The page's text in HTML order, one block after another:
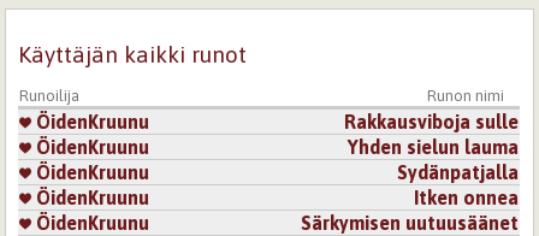
Käyttäjän kaikki runot
Runoilija Runon nimi
ÖidenKruunu
Rakkausviboja sulle
ÖidenKruunu
Yhden sielun lauma
ÖidenKruunu
Sydänpatjalla
ÖidenKruunu
Itken onnea
ÖidenKruunu
Särkymisen uutuusäänet